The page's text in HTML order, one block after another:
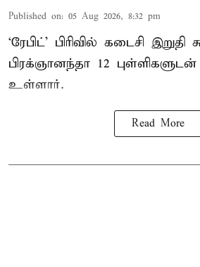
Published on: 05 Aug 2026, 8:32 pm
‘ரேபிட்’ பிரிவில் கடைசி இறுதி
பிரக்ஞானந்தா 12 புள்ளிகளுடன்
உள்ளார்.
Read More